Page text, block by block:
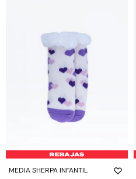
MEDIA SHERPA INFANTIL